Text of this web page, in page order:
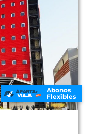
Abonos
Flexibles